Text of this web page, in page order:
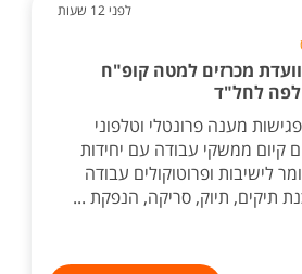
לפני 12 שעות
מכרזים למטה קופ"ח
לחל"ד
פגישות מענה פרונטלי וטלפוני
קיום ממשקי עבודה עם יחידות
לישיבות ופרוטוקולים עבודה
תיקים, תיוק, סריקה, הנפקת ...